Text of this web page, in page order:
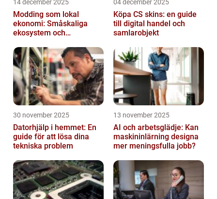
14 december 2025
Modding som lokal
ekonomi: Småskaliga
ekosystem och
04 december 2025
Köpa CS skins: en guide
till digital handel och
samlarobjekt
30 november 2025
Datorhjälp i hemmet: En
guide för att lösa dina
tekniska problem
13 november 2025
AI och arbetsglädje: Kan
maskininlärning designa
mer meningsfulla jobb?